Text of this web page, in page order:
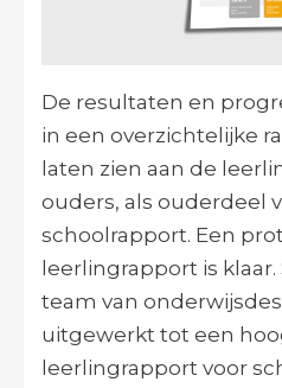
De resultaten en
in een overzichtelijke
laten zien aan de
ouders, als ouderdeel
schoolrapport. Een
leerlingrapport is
team van
uitgewerkt tot een
leerlingrapport voor